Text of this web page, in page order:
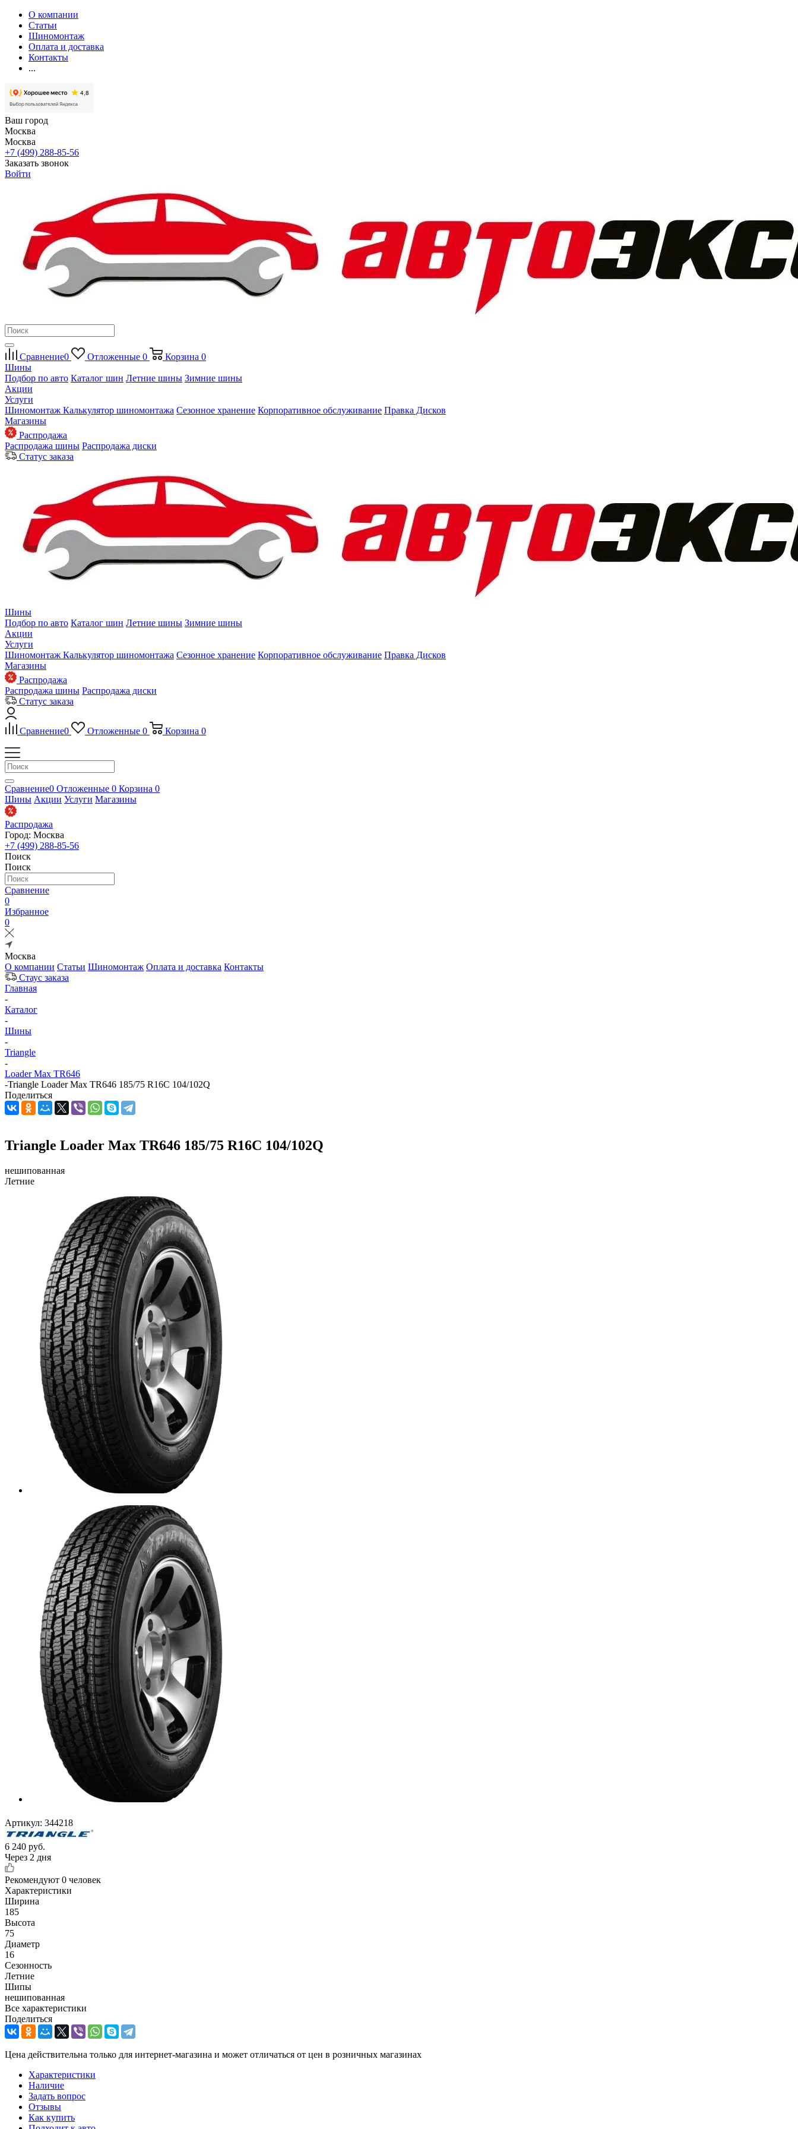
О компании
Статьи
Шиномонтаж
Оплата и доставка
Контакты
...
Ваш город
Москва
Москва
+7 (499) 288-85-56
Заказать звонок
Войти
Сравнение0 Отложенные 0 Корзина 0
Шины
Подбор по авто Каталог шин Летние шины Зимние шины
Акции
Услуги
Шиномонтаж Калькулятор шиномонтажа Сезонное хранение Корпоративное обслуживание Правка Дисков
Магазины
Распродажа
Распродажа шины Распродажа диски
Статус заказа
Шины
Подбор по авто Каталог шин Летние шины Зимние шины
Акции
Услуги
Шиномонтаж Калькулятор шиномонтажа Сезонное хранение Корпоративное обслуживание Правка Дисков
Магазины
Распродажа
Распродажа шины Распродажа диски
Статус заказа
Сравнение0 Отложенные 0 Корзина 0
Сравнение0 Отложенные 0 Корзина 0
Шины Акции Услуги Магазины
Распродажа
Город: Москва
+7 (499) 288-85-56
Поиск
Поиск
Сравнение
0
Избранное
0
Москва
О компании Статьи Шиномонтаж Оплата и доставка Контакты
Стаус заказа
Главная
-
Каталог
-
Шины
-
Triangle
-
Loader Max TR646
-Triangle Loader Max TR646 185/75 R16C 104/102Q
Поделиться
Triangle Loader Max TR646 185/75 R16C 104/102Q
нешипованная
Летние
Артикул: 344218
6 240 руб.
Через 2 дня
Рекомендуют 0 человек
Характеристики
Ширина
185
Высота
75
Диаметр
16
Сезонность
Летние
Шипы
нешипованная
Все характеристики
Поделиться
Цена действительна только для интернет-магазина и может отличаться от цен в розничных магазинах
Характеристики
Наличие
Задать вопрос
Отзывы
Как купить